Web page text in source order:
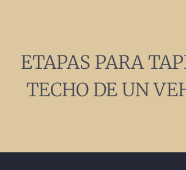
ETAPAS PARA
TECHO DE UN